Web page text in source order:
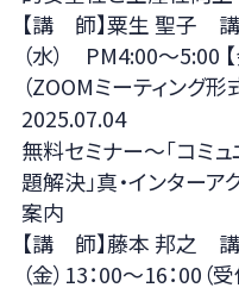
【講 師】粟生 聖子
（水） PM4:00～5:00
（ZOOMミーティング形
2025.07.04
無料セミナー～「コミ
題解決」真・インター
案内
【講 師】藤本 邦之
（金）13：00～16：00